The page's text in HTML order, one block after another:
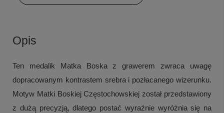
Opis
Ten medalik Matka Boska z grawerem zwraca uwagę
dopracowanym kontrastem srebra i pozłacanego wizerunku.
Motyw Matki Boskiej Częstochowskiej został przedstawiony
z dużą precyzją, dlatego postać wyraźnie wyróżnia się na